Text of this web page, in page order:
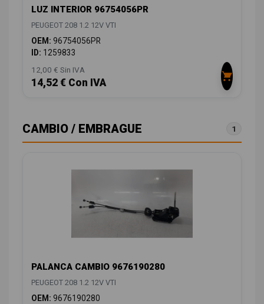
LUZ INTERIOR 96754056PR
PEUGEOT 208 1.2 12V VTI
OEM: 96754056PR
ID: 1259833
12,00 € Sin IVA
14,52 € Con IVA
CAMBIO / EMBRAGUE 1
PALANCA CAMBIO 9676190280
PEUGEOT 208 1.2 12V VTI
OEM: 9676190280